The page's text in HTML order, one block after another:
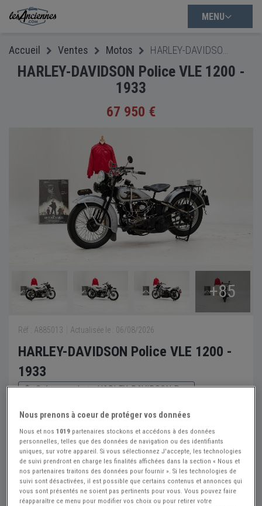
MENU
Accueil Ventes Motos
HARLEY-DAVIDSON Police VLE 1200 -
1933
67 950 €
+85
Réf : A885013 Actualisée le : 06/08/2026
HARLEY-DAVIDSON Police VLE 1200 -
1933
Créer une alerte HARLEY-DAVIDSON Po...
67 950 €
Oldtimerfarm PRO
Belgique
Voir le téléphone
Nous prenons à coeur de protéger vos données
Nous et nos1019 partenaires stockons et accédons à des données
personnelles, telles que des données de navigation ou des identifiants
uniques, sur votre appareil. Si vous sélectionnez J'accepte, les technologies
de suivi prendront en charge les finalités affichées dans la section « Nous et
nos partenaires traitons des données pour fournir ». Si les technologies de
suivi sont désactivées, il est possible que certains contenus et annonces qui
vous sont présentés ne soient pas pertinents pour vous. Vous pouvez faire
réapparaître ce menu pour modifier vos choix ou pour retirer votre